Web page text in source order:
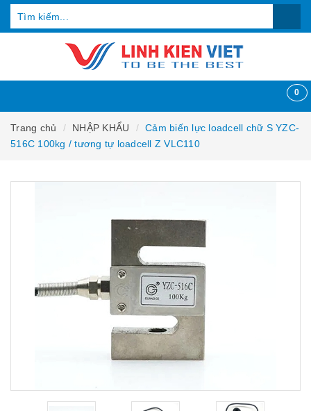
0
Trang chủ NHẬP KHẨU
Cảm biến lực loadcell chữ S YZC-
516C 100kg / tương tự loadcell Z VLC110